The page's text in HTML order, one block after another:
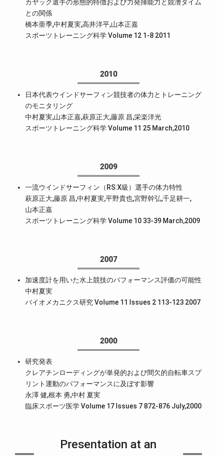
カヤック選手の形態的特徴および力発揮能力と競漕タイム
との関係
橋本亜季,中村夏実,高井洋平,山本正嘉
スポーツトレーニング科学 Volume 12 1-8 2011
2010
日本代表ウインドサーフィン競技者の体力とトレーニング
のモニタリング
中村夏実,山本正嘉,萩原正大,藤原 昌,栄楽洋光
スポーツトレーニング科学 Volume 11 25 March,2010
2009
一流ウインドサーフィン（RS:X級）選手の体力特性
萩原正大,藤原 昌,中村夏実,平野貴也,宮野幹弘,千足耕一,
山本正嘉
スポーツトレーニング科学 Volume 10 33-39 March,2009
2007
加速度計を用いた水上競技のパフォーマンス評価の可能性
中村夏実
バイオメカニクス研究 Volume 11 Issues 2 113-123 2007
2000
研究発表
クレアチンローディングが単発的および間欠的自転車スプ
リント運動のパフォーマンスに及ぼす影響
永澤 健,根本 勇,中村 夏実
臨床スポーツ医学 Volume 17 Issues 7 872-876 July,2000
Presentation at an